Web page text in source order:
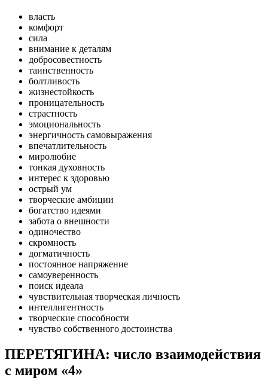
власть
комфорт
сила
внимание к деталям
добросовестность
таинственность
болтливость
жизнестойкость
проницательность
страстность
эмоциональность
энергичность самовыражения
впечатлительность
миролюбие
тонкая духовность
интерес к здоровью
острый ум
творческие амбиции
богатство идеями
забота о внешности
одиночество
скромность
догматичность
постоянное напряжение
самоуверенность
поиск идеала
чувствительная творческая личность
интеллигентность
творческие способности
чувство собственного достоинства
ПЕРЕТЯГИНА: число взаимодействия
с миром «4»